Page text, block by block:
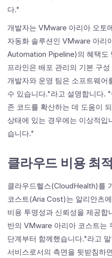
다."
개발자는 VMware 아리아 오토
자동화 솔루션인 VMware 아리
Automation Pipeline)의 혜택도
프라인은 배포 관리의 기본 구
개발자와 운영 팀은 소프트웨
수 있습니다."라고 설명합니다.
존 코드를 확산하는 데 도움이
상태에 있는 경우에는 이상적입
습니다."
클라우드 비용 최
클라우드헬스(CloudHealth)를
코스트(Aria Cost)는 알리안츠
비용 투명성과 신뢰성을 제공
반의 VMware 아리아 코스트는
단계부터 함께했습니다."라고
서비스로서의 측면을 뒷받침하